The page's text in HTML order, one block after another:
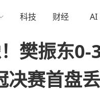
科技 财经 AI
樊振东0-
决赛首盘